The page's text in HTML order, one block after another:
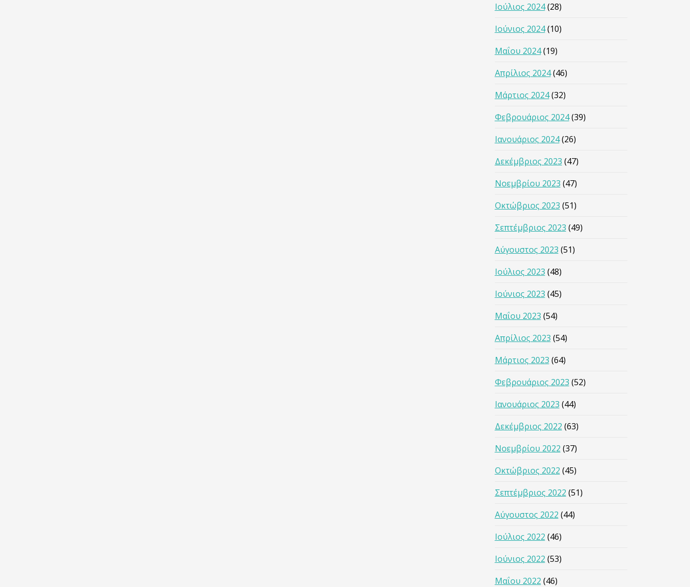
Ιούλιος 2024(28)
Ιούνιος 2024(10)
Μαΐου 2024(19)
Απρίλιος 2024(46)
Μάρτιος 2024(32)
Φεβρουάριος 2024(39)
Ιανουάριος 2024(26)
Δεκέμβριος 2023 (47)
Νοεμβρίου 2023 (47)
Οκτώβριος 2023 (51)
Σεπτέμβριος 2023 (49)
Αύγουστος 2023 (51)
Ιούλιος 2023 (48)
Ιούνιος 2023 (45)
Μαΐου 2023 (54)
Απρίλιος 2023 (54)
Μάρτιος 2023 (64)
Φεβρουάριος 2023 (52)
Ιανουάριος 2023 (44)
Δεκέμβριος 2022 (63)
Νοεμβρίου 2022 (37)
Οκτώβριος 2022 (45)
Σεπτέμβριος 2022 (51)
Αύγουστος 2022 (44)
Ιούλιος 2022 (46)
Ιούνιος 2022 (53)
Μαΐου 2022 (46)